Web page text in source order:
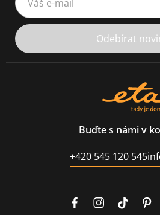
Odebírat
Buďte s námi v
+420 545 120 545